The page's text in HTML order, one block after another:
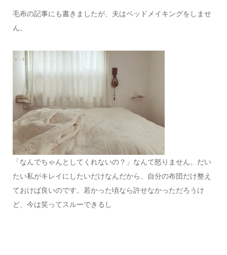
毛布の記事にも書きましたが、夫はベッドメイキングをしませ
ん。
「なんでちゃんとしてくれないの？」なんて怒りません。だい
たい私がキレイにしたいだけなんだから、自分の布団だけ整え
ておけば良いのです。若かった頃なら許せなかっただろうけ
ど、今は笑ってスルーできるし